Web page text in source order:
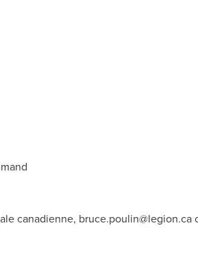
canadienne, bruce.poulin@legion.ca